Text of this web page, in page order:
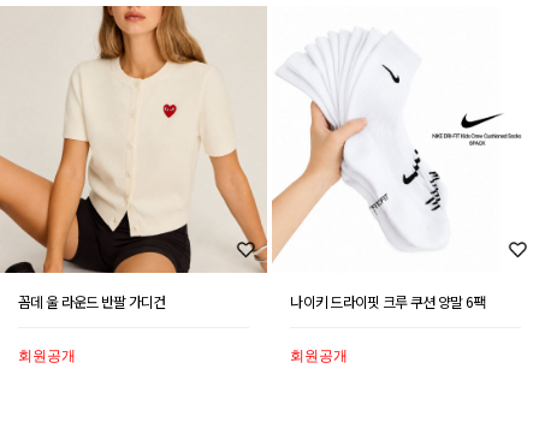
꼼데 울 라운드 반팔 가디건
회원공개
나이키 드라이핏 크루 쿠션 양말 6팩
회원공개